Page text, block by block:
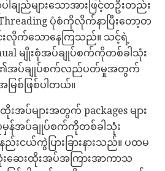
ျည်များသောအားဖြင့်တဦးတည်း
ပုံစံကိုလိုက်နာပြီးတော့တ
င်းလိုက်သောနေကြသည်။ သင့်ရဲ့
မျိုးစုံအပ်ချုပ်စက်ကိုတစ်ခါသုံး
၏အပ်ချုပ်စက်လည်ပတ်မှုအတွက်
ြစ်ဖြစ်ပါတယ်။
ပ်များအတွက် packages များ
မှန်အပ်ချုပ်စက်ကိုတစ်ခါသုံး
ငယ်ကွဲပြားခြားနားသည်။ ပထမ
းဆေးထိုးအပ်အကြားအာကာသ